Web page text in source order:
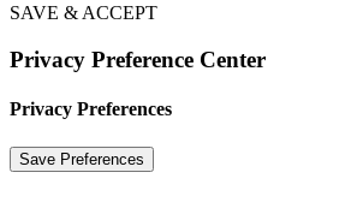
SAVE & ACCEPT
Privacy Preference Center
Privacy Preferences